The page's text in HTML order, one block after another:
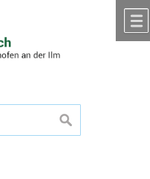
suchen